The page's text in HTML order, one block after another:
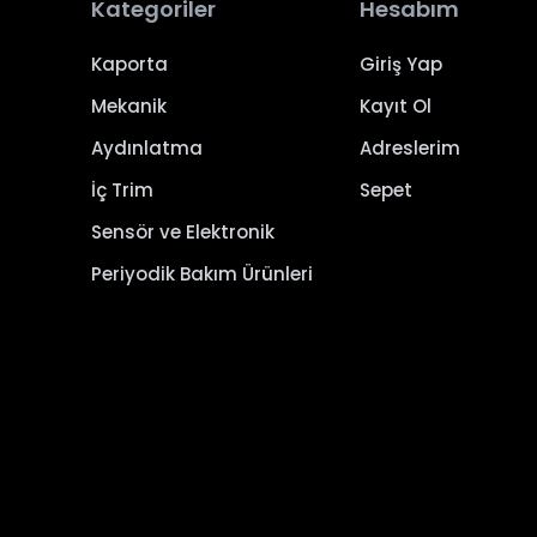
Kategoriler
Kaporta
Mekanik
Aydınlatma
İç Trim
Sensör ve Elektronik
Periyodik Bakım Ürünleri
Hesabım
Giriş Yap
Kayıt Ol
Adreslerim
Sepet